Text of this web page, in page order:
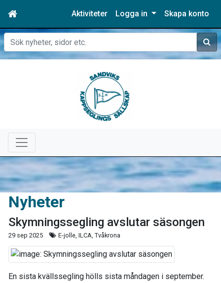
Aktiviteter Logga in Skapa konto
Sök
Nyheter
Skymningssegling avslutar säsongen
29 sep 2025 E-jolle, ILCA, Tvåkrona
En sista kvällssegling hölls sista måndagen i september.